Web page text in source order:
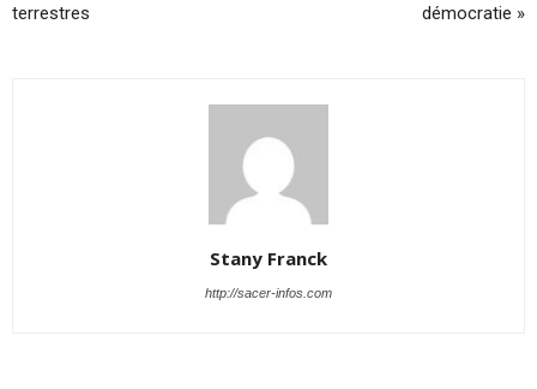
terrestres
démocratie »
Stany Franck
http://sacer-infos.com